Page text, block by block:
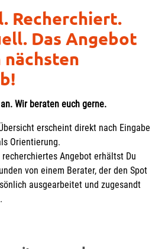
Recherchiert.
Das Angebot
Wir beraten euch gerne.
erscheint direkt nach Eingabe
Orientierung.
Angebot erhältst Du
von einem Berater, der den Spot
ausgearbeitet und zugesandt